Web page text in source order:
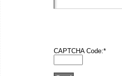
CAPTCHA Code:*